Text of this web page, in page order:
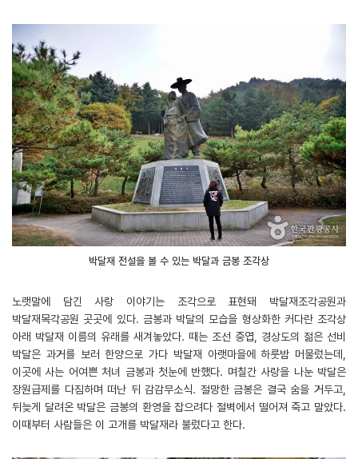
박달재 전설을 볼 수 있는 박달과 금봉 조각상
노랫말에 담긴 사랑 이야기는 조각으로 표현돼 박달재조각공원과
박달재목각공원 곳곳에 있다. 금봉과 박달의 모습을 형상화한 커다란 조각상
아래 박달재 이름의 유래를 새겨놓았다. 때는 조선 중엽, 경상도의 젊은 선비
박달은 과거를 보러 한양으로 가다 박달재 아랫마을에 하룻밤 머물렀는데,
이곳에 사는 어여쁜 처녀 금봉과 첫눈에 반했다. 며칠간 사랑을 나눈 박달은
장원급제를 다짐하며 떠난 뒤 감감무소식. 절망한 금봉은 결국 숨을 거두고,
뒤늦게 달려온 박달은 금봉의 환영을 잡으려다 절벽에서 떨어져 죽고 말았다.
이때부터 사람들은 이 고개를 박달재라 불렀다고 한다.